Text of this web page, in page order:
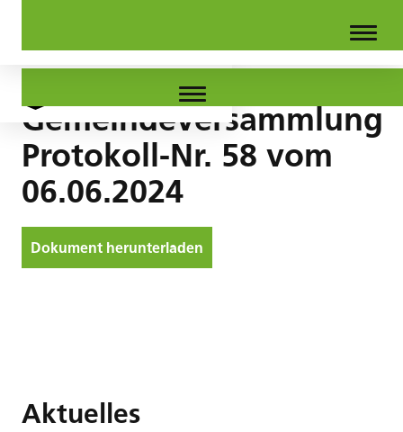
Gemeindeversammlung
Protokoll-Nr. 58 vom
06.06.2024
Dokument herunterladen
Aktuelles